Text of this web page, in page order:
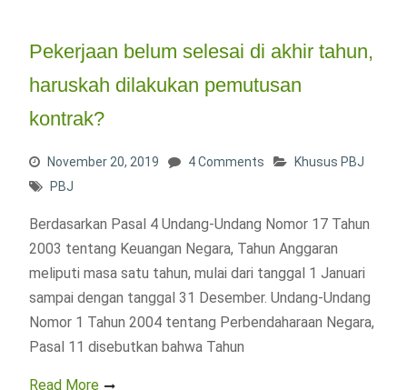
Pekerjaan belum selesai di akhir tahun,
haruskah dilakukan pemutusan
kontrak?
November 20, 2019 4 Comments
Khusus PBJ
PBJ
Berdasarkan Pasal 4 Undang-Undang Nomor 17 Tahun
2003 tentang Keuangan Negara, Tahun Anggaran
meliputi masa satu tahun, mulai dari tanggal 1 Januari
sampai dengan tanggal 31 Desember. Undang-Undang
Nomor 1 Tahun 2004 tentang Perbendaharaan Negara,
Pasal 11 disebutkan bahwa Tahun
Read More